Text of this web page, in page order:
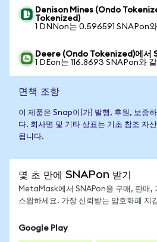
Denison Mines (Ondo
Tokenized)
1 DNNon는 0.596591 SNAPon
Deere (Ondo Tokenized)에서
1 DEon는 116.8693 SNAPon와
면책 조항
이 제품은 Snap이(가) 발행, 후원, 보증
다. 회사명 및 기타 상표는 기초 참조 자
됩니다.
몇 초 만에 SNAPon 받기
MetaMask에서 SNAPon을 구매, 판매,
스왑하세요. 가장 신뢰받는 암호화폐 지
Google Play